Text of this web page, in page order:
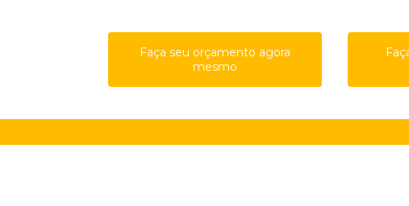
Faça seu orçamento agora
mesmo